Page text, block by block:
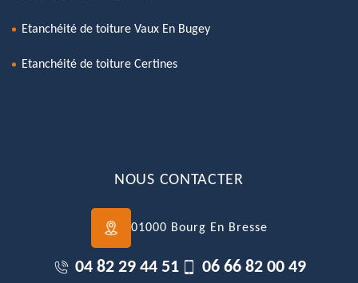
Etanchéité de toiture Vaux En Bugey
Etanchéité de toiture Certines
NOUS CONTACTER
01000 Bourg En Bresse
04 82 29 44 51 06 66 82 00 49